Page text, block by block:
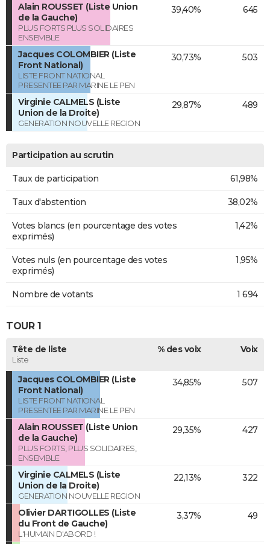
Alain ROUSSET (Liste Union
de la Gauche)
PLUS FORTS PLUS SOLIDAIRES
ENSEMBLE
39,40% 645
Jacques COLOMBIER (Liste
Front National)
LISTE FRONT NATIONAL
PRESENTEE PAR MARINE LE PEN
30,73% 503
Virginie CALMELS (Liste
Union de la Droite)
GENERATION NOUVELLE REGION
29,87% 489
Participation au scrutin
Taux de participation 61,98%
Taux d'abstention 38,02%
Votes blancs (en pourcentage des votes
exprimés)
1,42%
Votes nuls (en pourcentage des votes
exprimés)
1,95%
Nombre de votants 1 694
TOUR 1
Tête de liste
Liste
% des voix Voix
Jacques COLOMBIER (Liste
Front National)
LISTE FRONT NATIONAL
PRESENTEE PAR MARINE LE PEN
34,85% 507
Alain ROUSSET (Liste Union
de la Gauche)
PLUS FORTS, PLUS SOLIDAIRES,
ENSEMBLE
29,35% 427
Virginie CALMELS (Liste
Union de la Droite)
GENERATION NOUVELLE REGION
22,13% 322
Olivier DARTIGOLLES (Liste
du Front de Gauche)
L'HUMAIN D'ABORD !
3,37% 49